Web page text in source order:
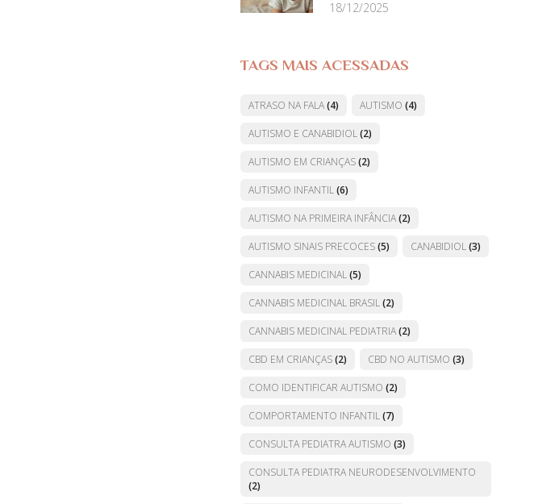
18/12/2025
TAGS MAIS ACESSADAS
ATRASO NA FALA(4) AUTISMO (4)
AUTISMO E CANABIDIOL(2)
AUTISMO EM CRIANÇAS(2)
AUTISMO INFANTIL(6)
AUTISMO NA PRIMEIRA INFÂNCIA(2)
AUTISMO SINAIS PRECOCES(5) CANABIDIOL(3)
CANNABIS MEDICINAL(5)
CANNABIS MEDICINAL BRASIL(2)
CANNABIS MEDICINAL PEDIATRIA(2)
CBD EM CRIANÇAS(2) CBD NO AUTISMO (3)
COMO IDENTIFICAR AUTISMO (2)
COMPORTAMENTO INFANTIL(7)
CONSULTA PEDIATRA AUTISMO (3)
CONSULTA PEDIATRA NEURODESENVOLVIMENTO
(2)